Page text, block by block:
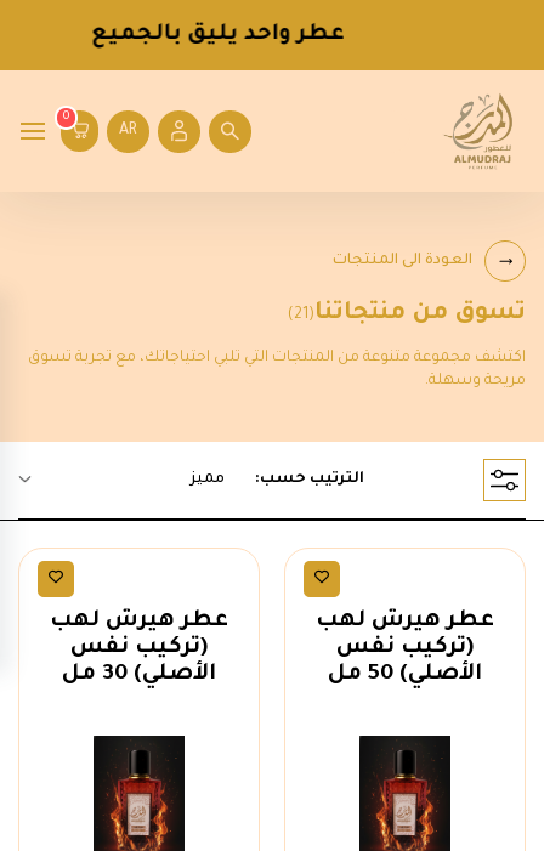
عطر واحد يليق بالجميع
AR
0
العودة الى المنتجات
تسوق من منتجاتنا (21)
اكتشف مجموعة متنوعة من المنتجات التي تلبي احتياجاتك، مع تجربة تسوق
مريحة وسهلة.
الترتيب حسب: مميز
عطر هيرش لهب
(تركيب نفس
الأصلي) 50 مل
عطر هيرش لهب
(تركيب نفس
الأصلي) 30 مل